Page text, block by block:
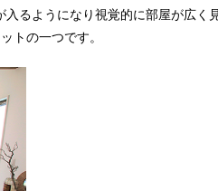
るようになり視覚的に部屋が広
トの一つです。